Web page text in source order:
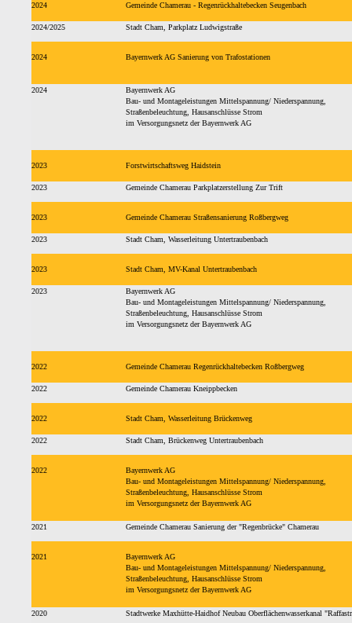
2024 Gemeinde Chamerau - Regenrückhaltebecken Seugenbach
2024/2025 Stadt Cham, Parkplatz Ludwigstraße
2024 Bayernwerk AG Sanierung von Trafostationen
2024
Bayernwerk AG
Bau- und Montageleistungen Mittelspannung/ Niederspannung,
Straßenbeleuchtung, Hausanschlüsse Strom
im Versorgungsnetz der Bayernwerk AG
2023 Forstwirtschaftsweg Haidstein
2023 Gemeinde Chamerau Parkplatzerstellung Zur Trift
2023 Gemeinde Chamerau Straßensanierung Roßbergweg
2023 Stadt Cham, Wasserleitung Untertraubenbach
2023 Stadt Cham, MV-Kanal Untertraubenbach
2023
Bayernwerk AG
Bau- und Montageleistungen Mittelspannung/ Niederspannung,
Straßenbeleuchtung, Hausanschlüsse Strom
im Versorgungsnetz der Bayernwerk AG
2022 Gemeinde Chamerau Regenrückhaltebecken Roßbergweg
2022 Gemeinde Chamerau Kneippbecken
2022 Stadt Cham, Wasserleitung Brückenweg
2022 Stadt Cham, Brückenweg Untertraubenbach
2022
Bayernwerk AG
Bau- und Montageleistungen Mittelspannung/ Niederspannung,
Straßenbeleuchtung, Hausanschlüsse Strom
im Versorgungsnetz der Bayernwerk AG
2021 Gemeinde Chamerau Sanierung der "Regenbrücke" Chamerau
2021
Bayernwerk AG
Bau- und Montageleistungen Mittelspannung/ Niederspannung,
Straßenbeleuchtung, Hausanschlüsse Strom
im Versorgungsnetz der Bayernwerk AG
2020 Stadtwerke Maxhütte-Haidhof Neubau Oberflächenwasserkanal